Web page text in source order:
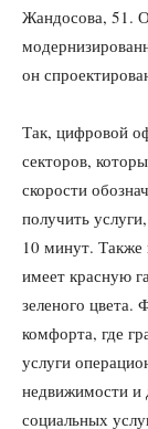
Жандосова, 51.
он
Так, цифровой
секторов,
скорости
получить
10 минут. Также
имеет красную
зеленого цвета.
комфорта, где
услуги
недвижимости и
социальных